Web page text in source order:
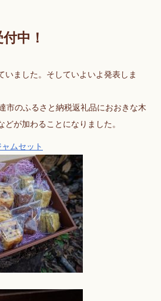
中！
いました。そしていよいよ発表しま
市のふるさと納税返礼品におおきな木
が加わることになりました。
ムセット